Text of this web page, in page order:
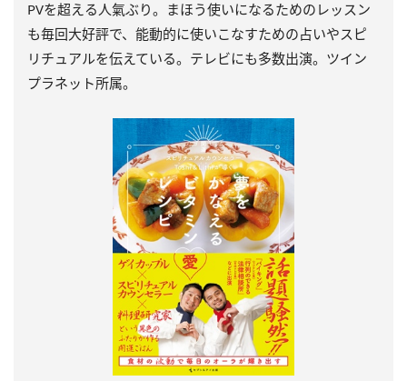
PVを超える人氣ぶり。まほう使いになるためのレッスン
も毎回大好評で、能動的に使いこなすための占いやスピ
リチュアルを伝えている。テレビにも多数出演。ツイン
プラネット所属。